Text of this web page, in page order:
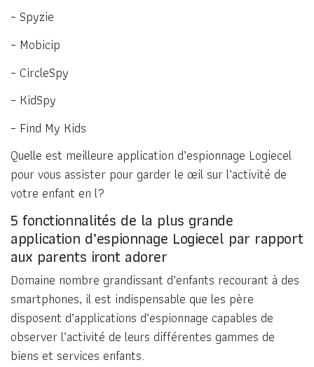
– Spyzie
– Mobicip
– CircleSpy
– KidSpy
– Find My Kids
Quelle est meilleure application d’espionnage Logiecel
pour vous assister pour garder le œil sur l’activité de
votre enfant en l?
5 fonctionnalités de la plus grande
application d’espionnage Logiecel par rapport
aux parents iront adorer
Domaine nombre grandissant d’enfants recourant à des
smartphones, il est indispensable que les père
disposent d’applications d’espionnage capables de
observer l’activité de leurs différentes gammes de
biens et services enfants.